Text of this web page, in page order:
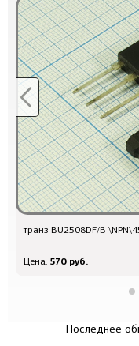
транз BU2508DF/B
Цена: 570 руб.
Последнее